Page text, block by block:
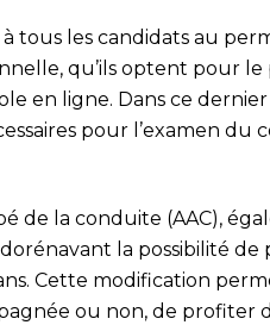
tous les candidats au
qu’ils optent pour le
en ligne. Dans ce dernier
pour l’examen du
de la conduite (AAC),
la possibilité de
Cette modification
ou non, de profiter